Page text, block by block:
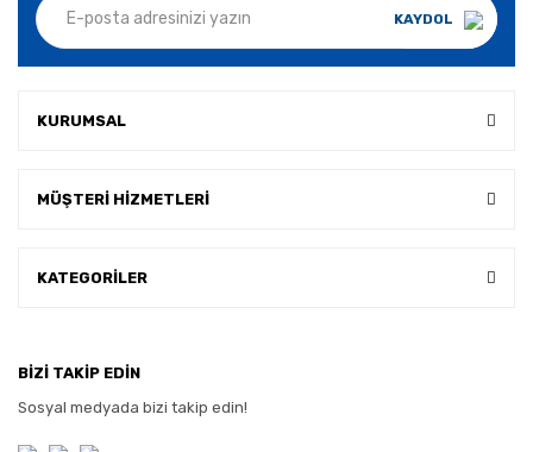
KAYDOL
KURUMSAL
MÜŞTERİ HİZMETLERİ
KATEGORİLER
BİZİ TAKİP EDİN
Sosyal medyada bizi takip edin!